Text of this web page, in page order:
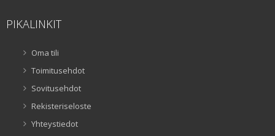
PIKALINKIT
Oma tili
Toimitusehdot
Sovitusehdot
Rekisteriseloste
Yhteystiedot